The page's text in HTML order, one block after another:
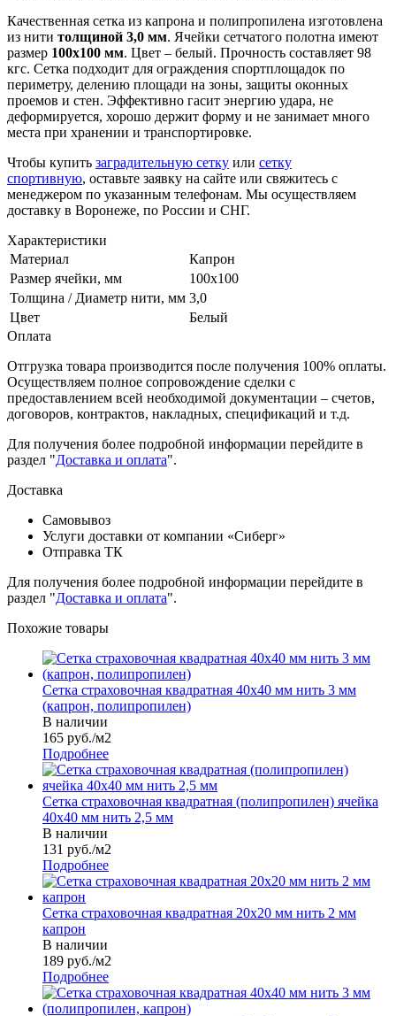
Качественная сетка из капрона и полипропилена изготовлена
из нити толщиной 3,0 мм. Ячейки сетчатого полотна имеют
размер 100х100 мм. Цвет – белый. Прочность составляет 98
кгс. Сетка подходит для ограждения спортплощадок по
периметру, делению площади на зоны, защиты оконных
проемов и стен. Эффективно гасит энергию удара, не
деформируется, хорошо держит форму и не занимает много
места при хранении и транспортировке.
Чтобы купить заградительную сетку или сетку
спортивную, оставьте заявку на сайте или свяжитесь с
менеджером по указанным телефонам. Мы осуществляем
доставку в Воронеже, по России и СНГ.
Характеристики
Материал
Капрон
Размер ячейки, мм
100х100
Толщина / Диаметр нити, мм 3,0
Цвет
Белый
Оплата
Отгрузка товара производится после получения 100% оплаты.
Осуществляем полное сопровождение сделки с
предоставлением всей необходимой документации – счетов,
договоров, контрактов, накладных, спецификаций и т.д.
Для получения более подробной информации перейдите в
раздел "Доставка и оплата".
Доставка
Самовывоз
Услуги доставки от компании «Сиберг»
Отправка ТК
Для получения более подробной информации перейдите в
раздел "Доставка и оплата".
Похожие товары
Сетка страховочная квадратная 40х40 мм нить 3 мм
(капрон, полипропилен)
В наличии
165 руб./м2
Подробнее
Сетка страховочная квадратная (полипропилен) ячейка
40х40 мм нить 2,5 мм
В наличии
131 руб./м2
Подробнее
Сетка страховочная квадратная 20х20 мм нить 2 мм
капрон
В наличии
189 руб./м2
Подробнее